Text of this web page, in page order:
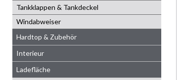
Tankklappen & Tankdeckel
Windabweiser
Hardtop & Zubehör
Interieur
Ladefläche